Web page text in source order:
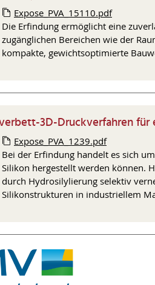
Expose_PVA_15110.pdf
Die Erfindung ermöglicht eine
zugänglichen Bereichen wie der
kompakte, gewichtsoptimierte
3D-Druckverfahren für
Expose_PVA_1239.pdf
Bei der Erfindung handelt es sich
Silikon hergestellt werden können.
durch Hydrosilylierung selektiv
Silikonstrukturen in industriellem